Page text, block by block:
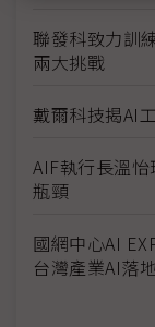
聯發科致力訓
兩大挑戰
戴爾科技揭AI
AIF執行長溫
瓶頸
國網中心AI
台灣產業AI落